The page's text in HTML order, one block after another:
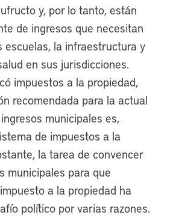
y, por lo tanto, están
de ingresos que necesitan
escuelas, la infraestructura y
en sus jurisdicciones.
impuestos a la propiedad,
recomendada para la actual
municipales es,
de impuestos a la
la tarea de convencer
municipales para que
a la propiedad ha
político por varias razones.